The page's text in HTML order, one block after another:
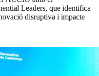
Leaders, que identifica
disruptiva i impacte